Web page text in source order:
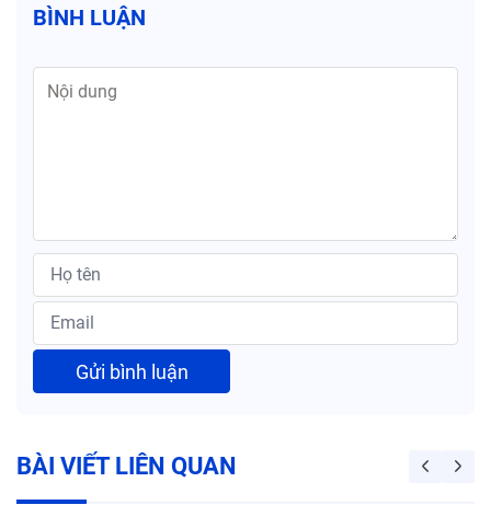
BÌNH LUẬN
Gửi bình luận
BÀI VIẾT LIÊN QUAN